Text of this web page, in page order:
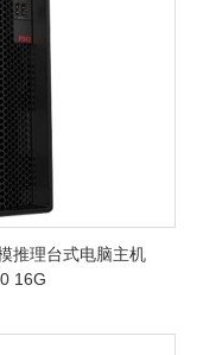
推理台式电脑主机
16G